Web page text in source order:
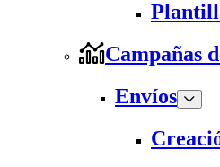
Campañas
Envíos